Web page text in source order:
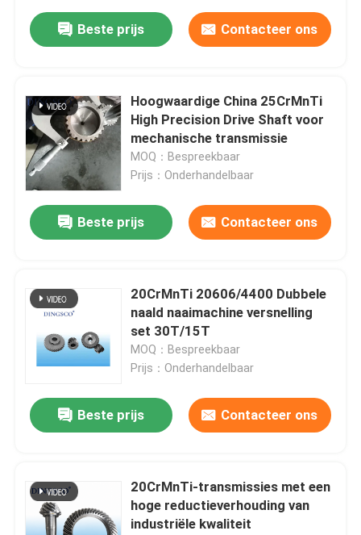
Beste prijs Contacteer ons
Hoogwaardige China 25CrMnTi
High Precision Drive Shaft voor
mechanische transmissie
MOQ：Bespreekbaar
Prijs：Onderhandelbaar
Beste prijs Contacteer ons
20CrMnTi 20606/4400 Dubbele
naald naaimachine versnelling
set 30T/15T
MOQ：Bespreekbaar
Prijs：Onderhandelbaar
Beste prijs Contacteer ons
20CrMnTi-transmissies met een
hoge reductieverhouding van
industriële kwaliteit